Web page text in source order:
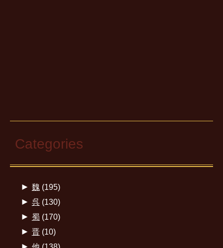
Categories
► 魏 (195)
► 呉(130)
► 蜀 (170)
► 晋(10)